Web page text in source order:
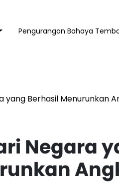
Pengurangan Bahaya
yang Berhasil Menurunkan
Negara